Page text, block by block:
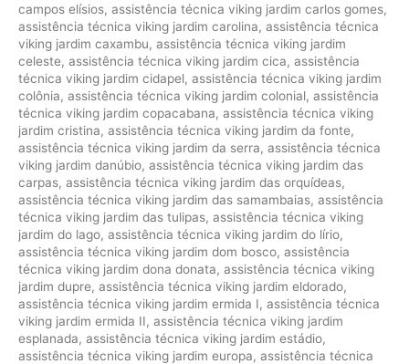
campos elísios, assistência técnica viking jardim carlos gomes,
assistência técnica viking jardim carolina, assistência técnica
viking jardim caxambu, assistência técnica viking jardim
celeste, assistência técnica viking jardim cica, assistência
técnica viking jardim cidapel, assistência técnica viking jardim
colônia, assistência técnica viking jardim colonial, assistência
técnica viking jardim copacabana, assistência técnica viking
jardim cristina, assistência técnica viking jardim da fonte,
assistência técnica viking jardim da serra, assistência técnica
viking jardim danúbio, assistência técnica viking jardim das
carpas, assistência técnica viking jardim das orquídeas,
assistência técnica viking jardim das samambaias, assistência
técnica viking jardim das tulipas, assistência técnica viking
jardim do lago, assistência técnica viking jardim do lírio,
assistência técnica viking jardim dom bosco, assistência
técnica viking jardim dona donata, assistência técnica viking
jardim dupre, assistência técnica viking jardim eldorado,
assistência técnica viking jardim ermida I, assistência técnica
viking jardim ermida II, assistência técnica viking jardim
esplanada, assistência técnica viking jardim estádio,
assistência técnica viking jardim europa, assistência técnica